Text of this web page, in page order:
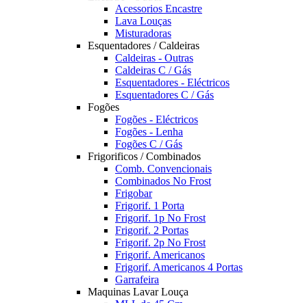
Acessorios Encastre
Lava Louças
Misturadoras
Esquentadores / Caldeiras
Caldeiras - Outras
Caldeiras C / Gás
Esquentadores - Eléctricos
Esquentadores C / Gás
Fogões
Fogões - Eléctricos
Fogões - Lenha
Fogões C / Gás
Frigorificos / Combinados
Comb. Convencionais
Combinados No Frost
Frigobar
Frigorif. 1 Porta
Frigorif. 1p No Frost
Frigorif. 2 Portas
Frigorif. 2p No Frost
Frigorif. Americanos
Frigorif. Americanos 4 Portas
Garrafeira
Maquinas Lavar Louça